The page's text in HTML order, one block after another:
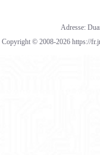
Adresse:
Copyright © 2008-2026 https://